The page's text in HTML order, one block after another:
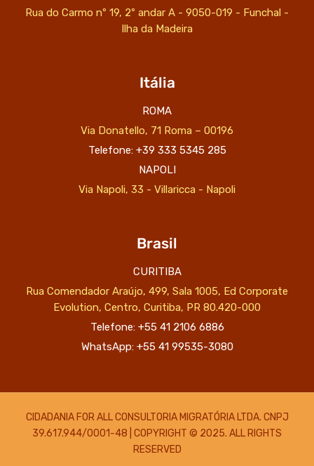
Rua do Carmo nº 19, 2º andar A - 9050-019 - Funchal -
Ilha da Madeira
Itália
ROMA
Via Donatello, 71 Roma – 00196
Telefone: +39 333 5345 285
NAPOLI
Via Napoli, 33 - Villaricca - Napoli
Brasil
CURITIBA
Rua Comendador Araújo, 499, Sala 1005, Ed Corporate
Evolution, Centro, Curitiba, PR 80.420-000
Telefone: +55 41 2106 6886
WhatsApp: +55 41 99535-3080
CIDADANIA FOR ALL CONSULTORIA MIGRATÓRIA LTDA. CNPJ
39.617.944/0001-48 | COPYRIGHT © 2025. ALL RIGHTS
RESERVED